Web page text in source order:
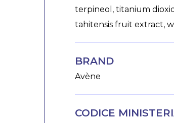
terpineol, titanium
tahitensis fruit extract,
BRAND
Avène
CODICE